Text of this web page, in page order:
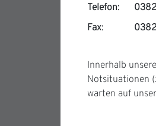
Telefon:
Fax:
Innerhalb
Notsituationen
warten auf